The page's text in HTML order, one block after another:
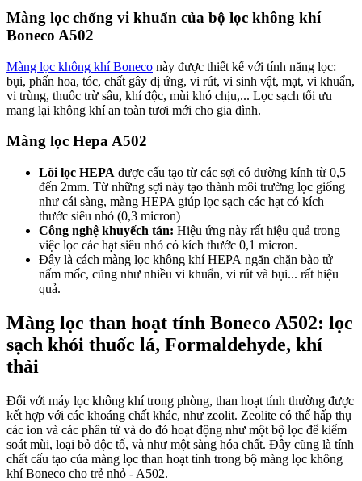
Màng lọc chống vi khuẩn của bộ lọc không khí
Boneco A502
Màng lọc không khí Boneco này được thiết kế với tính năng lọc:
bụi, phấn hoa, tóc, chất gây dị ứng, vi rút, vi sinh vật, mạt, vi khuẩn,
vi trùng, thuốc trừ sâu, khí độc, mùi khó chịu,... Lọc sạch tối ưu
mang lại không khí an toàn tươi mới cho gia đình.
Màng lọc Hepa A502
Lõi lọc HEPA được cấu tạo từ các sợi có đường kính từ 0,5
đến 2mm. Từ những sợi này tạo thành môi trường lọc giống
như cái sàng, màng HEPA giúp lọc sạch các hạt có kích
thước siêu nhỏ (0,3 micron)
Công nghệ khuyếch tán: Hiệu ứng này rất hiệu quả trong
việc lọc các hạt siêu nhỏ có kích thước 0,1 micron.
Đây là cách màng lọc không khí HEPA ngăn chặn bào tử
nấm mốc, cũng như nhiều vi khuẩn, vi rút và bụi... rất hiệu
quả.
Màng lọc than hoạt tính Boneco A502: lọc
sạch khói thuốc lá, Formaldehyde, khí
thải
Đối với máy lọc không khí trong phòng, than hoạt tính thường được
kết hợp với các khoáng chất khác, như zeolit. Zeolite có thể hấp thụ
các ion và các phân tử và do đó hoạt động như một bộ lọc để kiểm
soát mùi, loại bỏ độc tố, và như một sàng hóa chất. Đây cũng là tính
chất cấu tạo của màng lọc than hoạt tính trong bộ màng lọc không
khí Boneco cho trẻ nhỏ - A502.